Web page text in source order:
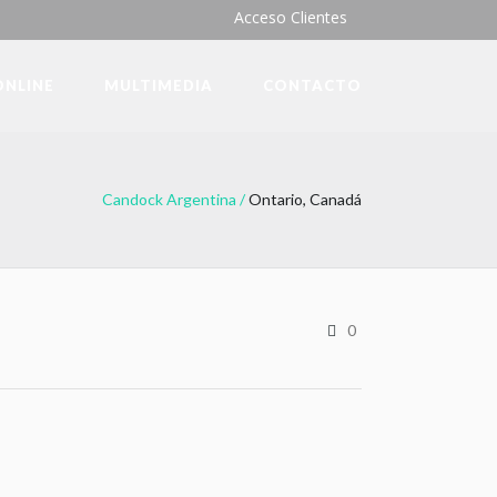
Acceso Clientes
Candock Argentina /Ontario, Canadá
0